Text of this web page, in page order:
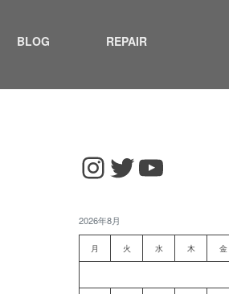
BLOG
REPAIR
Instagram
TwitterYouTube
2026年8月
月 火 水 木 金